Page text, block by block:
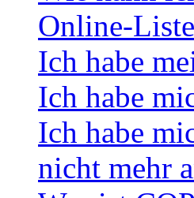
Online-
Ich habe
Ich habe
Ich habe
nicht mehr